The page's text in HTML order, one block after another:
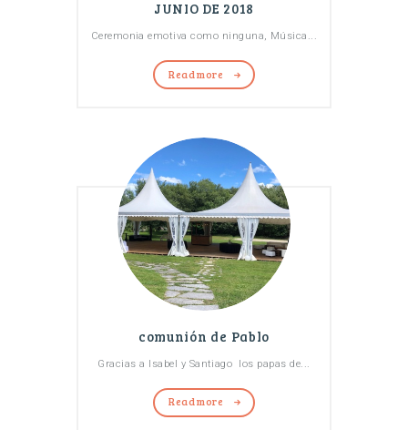
JUNIO DE 2018
Ceremonia emotiva como ninguna, Música...
Read more
comunión de Pablo
Gracias a Isabel y Santiago los papas de...
Read more